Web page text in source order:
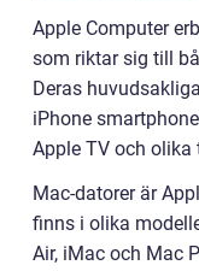
Apple Computer
som riktar sig till
Deras
iPhone
Apple TV och
Mac-datorer är
finns i olika
Air, iMac och Mac